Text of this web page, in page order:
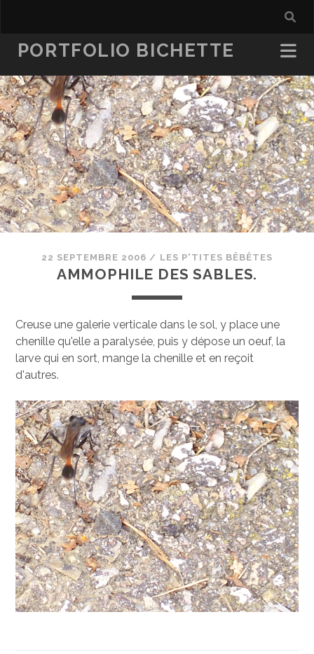
PORTFOLIO BICHETTE
22 SEPTEMBRE 2006 / LES P'TITES BÊBÊTES
AMMOPHILE DES SABLES.
Creuse une galerie verticale dans le sol, y place une
chenille qu'elle a paralysée, puis y dépose un oeuf, la
larve qui en sort, mange la chenille et en reçoit
d'autres.